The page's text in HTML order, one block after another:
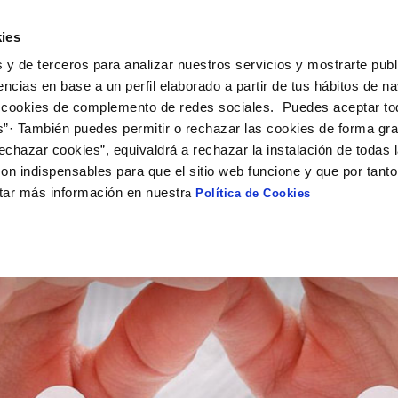
y de terceros para analizar nuestros servicios y mostrarte
en base a un perfil elaborado a partir de tus hábitos de
de complemento de redes sociales. Puedes aceptar
También puedes permitir o rechazar las cookies de forma
cookies”, equivaldrá a rechazar la instalación de todas
indispensables para que el sitio web funcione y que por
más información en nuestra Política de Cookies
titular
subministrament
MODIFICACIÓ DE DADES
Actualitzar dades bancàries
Actualitzar dades de
El Teu Servei
AL CLIENT
contacte
i afectacions
COMPROMÍS DE SERVEI
Carta de compromisos
Customer Counsel (Defensa del
La Teva Aigua
la qualitat de l’aigua
CURA DE L'AIGUA
Consells d’estalvi
Coneix-nos
CONDUCTA
DE GESTIÓ I CERTIFICATS
PERFIL DEL CONTRACTANT
Plataforma de contractació del
públic
Licitacions en curs
El